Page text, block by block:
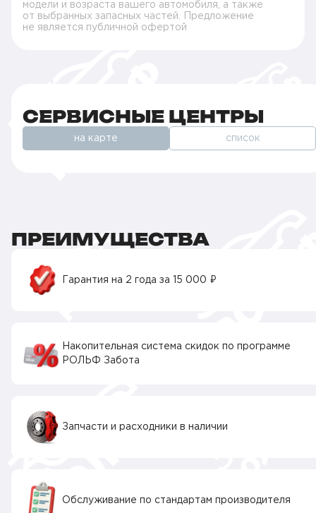
модели и возраста вашего автомобиля, а также
от выбранных запасных частей. Предложение
не является публичной офертой
СЕРВИСНЫЕ ЦЕНТРЫ
на карте список
ПРЕИМУЩЕСТВА
Гарантия на 2 года за 15 000 ₽
Накопительная система скидок по программе
РОЛЬФ Забота
Запчасти и расходники в наличии
Обслуживание по стандартам производителя